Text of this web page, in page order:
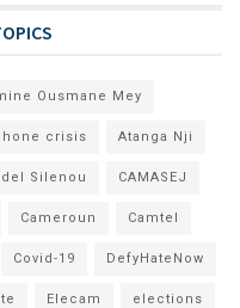
Ousmane Mey
crisis Atanga Nji
Silenou CAMASEJ
Cameroun Camtel
Covid-19 DefyHateNow
Elecam elections